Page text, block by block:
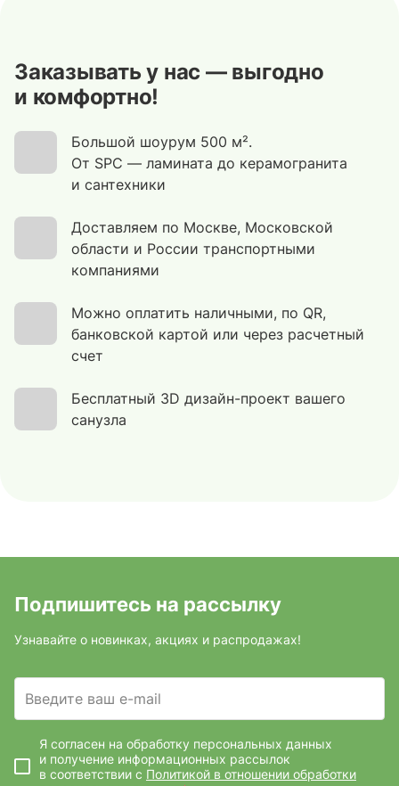
Заказывать у нас — выгодно
и комфортно!
Большой шоурум 500 м².
От SPC — ламината до керамогранита
и сантехники
Доставляем по Москве, Московской
области и России транспортными
компаниями
Можно оплатить наличными, по QR,
банковской картой или через расчетный
счет
Бесплатный 3D дизайн-проект вашего
санузла
Подпишитесь на рассылку
Узнавайте о новинках, акциях и распродажах!
Введите ваш e-mail
Я согласен на обработку персональных данных
и получение информационных рассылок
в соответствии с Политикой в отношении обработки